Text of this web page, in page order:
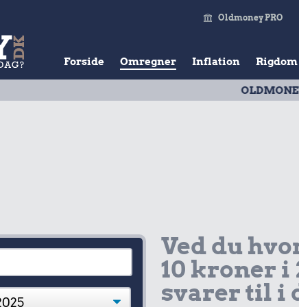
Oldmoney PRO
Forside Omregner Inflation Rigdom
OLDMONEY PRISTAL|
Ved du
10 kroner i
svarer til i